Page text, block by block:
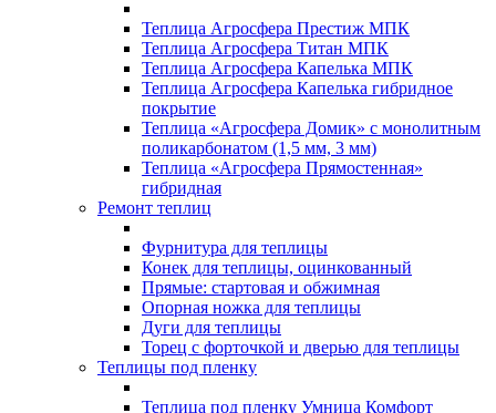
Теплица Агросфера Престиж МПК
Теплица Агросфера Титан МПК
Теплица Агросфера Капелька МПК
Теплица Агросфера Капелька гибридное
покрытие
Теплица «Агросфера Домик» с монолитным
поликарбонатом (1,5 мм, 3 мм)
Теплица «Агросфера Прямостенная»
гибридная
Ремонт теплиц
Фурнитура для теплицы
Конек для теплицы, оцинкованный
Прямые: стартовая и обжимная
Опорная ножка для теплицы
Дуги для теплицы
Торец с форточкой и дверью для теплицы
Теплицы под пленку
Теплица под пленку Умница Комфорт